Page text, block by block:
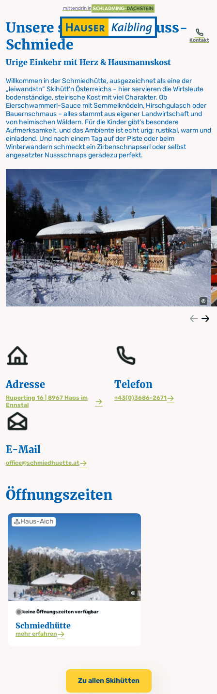
Zum Inhalt springen
Zum Inhaltsverzeichnis springen
Zur Navigation springenSchmiedhütte am Hauser Kaibling
Unsere steirische Genuss-Schmiede
mittendrin in
Kontakt
Schmiedhütte
am Hauser Kaibling
Unsere steirische Genuss-
Schmiede
Urige Einkehr mit Herz & Hausmannskost
Willkommen in der Schmiedhütte, ausgezeichnet als eine der
„leiwandstn“ Skihütt’n Österreichs – hier servieren die Wirtsleute
bodenständige, steirische Kost mit viel Charakter. Ob
Eierschwammerl-Sauce mit Semmelknödeln, Hirschgulasch oder
Bauernschmaus – alles stammt aus eigener Landwirtschaft und
von heimischen Wäldern. Für die Kinder gibt’s besondere
Aufmerksamkeit, und das Ambiente ist echt urig: rustikal, warm und
einladend. Und nach einem Tag auf der Piste oder beim
Winterwandern schmeckt ein Zirbenschnapserl oder selbst
angesetzter Nussschnaps geradezu perfekt.
Adresse
Ruperting 16 | 8967 Haus im
Ennstal
Telefon
+43(0)3686-2671
E-Mail
office@schmiedhuette.at
Öffnungszeiten
Haus-Aich
keine Öffnungszeiten verfügbar
Schmiedhütte
mehr erfahren
Zu allen Skihütten